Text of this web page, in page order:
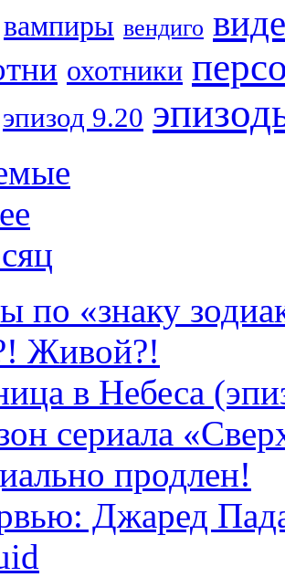
вампиры вендиго
охотники
эпизод 9.20
по «знаку
Живой?!
в Небеса
сериала
продлен!
Джаред